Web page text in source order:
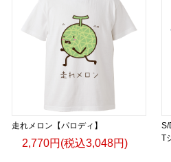
走れメロン【パロディ】
2,770円(税込3,048円)
S/
T